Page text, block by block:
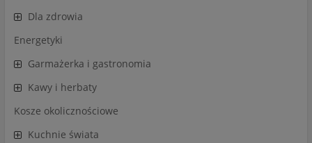
Dla zdrowia
Energetyki
Garmażerka i gastronomia
Kawy i herbaty
Kosze okolicznościowe
Kuchnie świata